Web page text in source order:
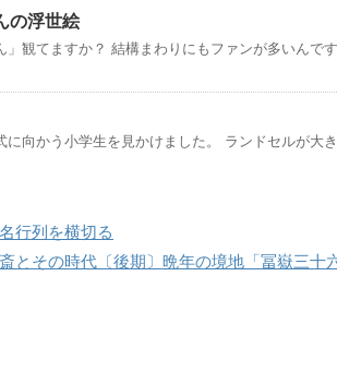
の浮世絵
」観てますか？ 結構まわりにもファンが多いんで
に向かう小学生を見かけました。 ランドセルが大
行列を横切る
とその時代〔後期〕晩年の境地「冨嶽三十